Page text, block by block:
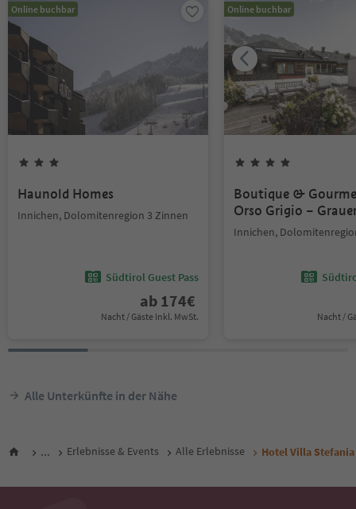
Online buchbar
Haunold Homes
Innichen, Dolomitenregion 3 Zinnen
Südtirol Guest Pass
ab 174€
Nacht / Gäste Inkl. MwSt.
Online buchbar
Boutique &
Orso Grigio –
Innichen,
Nacht /
Alle Unterkünfte in der Nähe
... Erlebnisse & Events Alle Erlebnisse Hotel Villa Stefania